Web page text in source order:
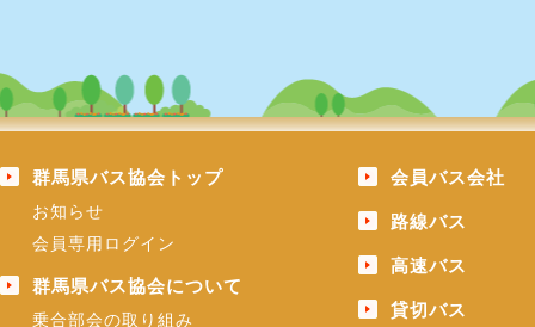
群馬県バス協会トップ
お知らせ
会員専用ログイン
群馬県バス協会について
乗合部会の取り組み
会員バス会社
路線バス
高速バス
貸切バス